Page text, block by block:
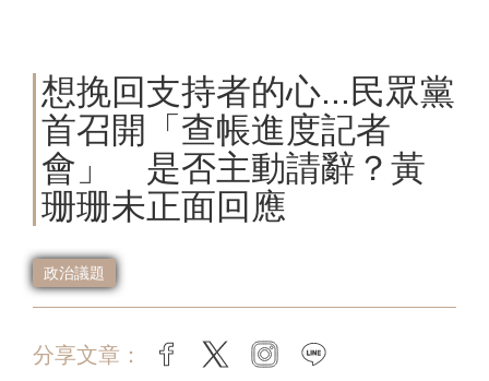
想挽回支持者的心...民眾黨
首召開「查帳進度記者
會」 是否主動請辭？黃
珊珊未正面回應
政治議題
分享文章： facebook
twitter instagram